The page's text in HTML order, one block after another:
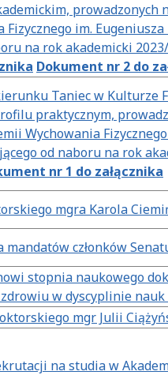
prowadzonych
im.
na rok akademicki
Dokument nr 2 do
Taniec w Kulturze
praktycznym,
Wychowania
od naboru na rok
nr 1 do załącznika
mgra Karola
członków
stopnia naukowego
w dyscyplinie
mgr Julii
na studia w